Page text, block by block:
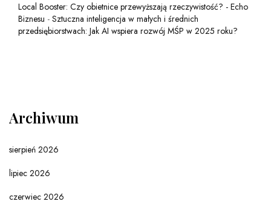
Local Booster: Czy obietnice przewyższają rzeczywistość? - Echo
Biznesu - Sztuczna inteligencja w małych i średnich
przedsiębiorstwach: Jak AI wspiera rozwój MŚP w 2025 roku?
Archiwum
sierpień 2026
lipiec 2026
czerwiec 2026